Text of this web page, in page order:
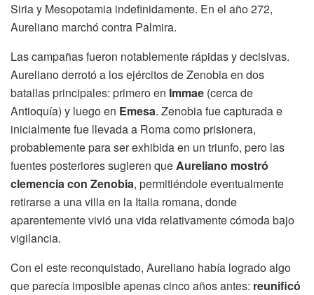
Siria y Mesopotamia indefinidamente. En el año 272,
Aureliano marchó contra Palmira.
Las campañas fueron notablemente rápidas y decisivas.
Aureliano derrotó a los ejércitos de Zenobia en dos
batallas principales: primero en Immae (cerca de
Antioquía) y luego en Emesa. Zenobia fue capturada e
inicialmente fue llevada a Roma como prisionera,
probablemente para ser exhibida en un triunfo, pero las
fuentes posteriores sugieren queAureliano mostró
clemencia con Zenobia, permitiéndole eventualmente
retirarse a una villa en la Italia romana, donde
aparentemente vivió una vida relativamente cómoda bajo
vigilancia.
Con el este reconquistado, Aureliano había logrado algo
que parecía imposible apenas cinco años antes: reunificó